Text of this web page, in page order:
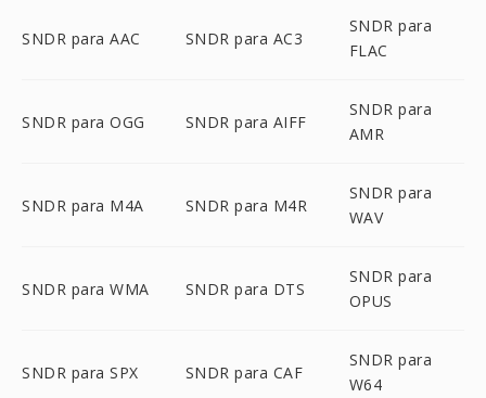
SNDR para AAC SNDR para AC3
SNDR para
FLAC
SNDR para OGG SNDR para AIFF
SNDR para
AMR
SNDR para M4A SNDR para M4R
SNDR para
WAV
SNDR para WMA SNDR para DTS
SNDR para
OPUS
SNDR para SPX SNDR para CAF
SNDR para
W64